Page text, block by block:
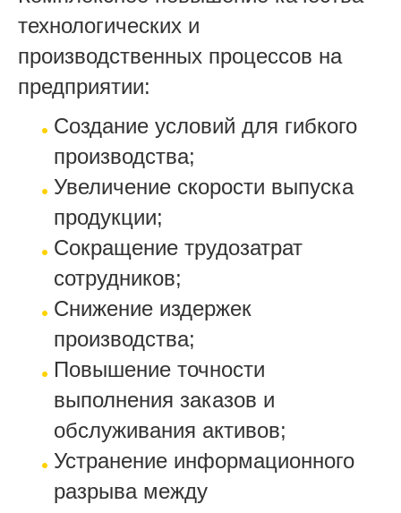
технологических и
производственных процессов на
предприятии:
Создание условий для гибкого
производства;
Увеличение скорости выпуска
продукции;
Сокращение трудозатрат
сотрудников;
Снижение издержек
производства;
Повышение точности
выполнения заказов и
обслуживания активов;
Устранение информационного
разрыва между